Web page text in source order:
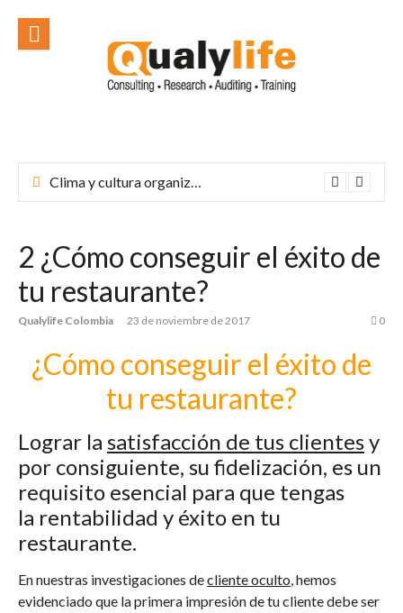
contenido
Clima y cultura organizacional: el corazón de una empresa exitosa
2 ¿Cómo conseguir el éxito de
tu restaurante?
Qualylife Colombia 23 de noviembre de 2017 0
¿Cómo conseguir el éxito de
tu restaurante?
Lograr la satisfacción de tus clientesy
por consiguiente, su fidelización, es un
requisito esencial para que tengas
la rentabilidad y éxito en tu
restaurante.
En nuestras investigaciones decliente oculto, hemos
evidenciado que la primera impresión de tu cliente debe ser